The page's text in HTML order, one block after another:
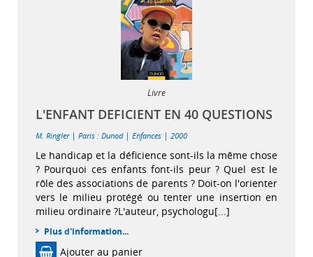
Livre
L'ENFANT DEFICIENT EN 40 QUESTIONS
M. Ringler | Paris : Dunod| Enfances | 2000
Le handicap et la déficience sont-ils la même chose
? Pourquoi ces enfants font-ils peur ? Quel est le
rôle des associations de parents ? Doit-on l'orienter
vers le milieu protégé ou tenter une insertion en
milieu ordinaire ?L'auteur, psychologu[...]
Plus d'information...
Ajouter au panier